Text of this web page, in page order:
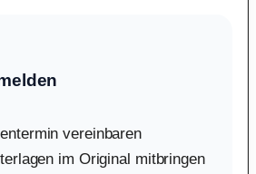
vereinbaren
im Original mitbringen